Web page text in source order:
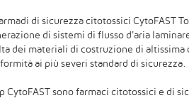
di sicurezza citotossici CytoFAST
di sistemi di flusso d'aria
dei materiali di costruzione di altissima
ai più severi standard di sicurezza.
CytoFAST sono farmaci citotossici e di